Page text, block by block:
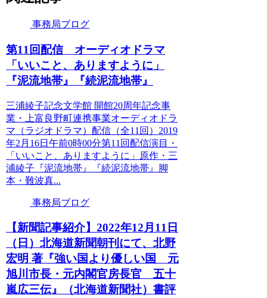
事務局ブログ
第11回配信 オーディオドラマ
「いいこと、ありますように」
『泥流地帯』『続泥流地帯』
三浦綾子記念文学館 開館20周年記念事
業・上富良野町連携事業オーディオドラ
マ（ラジオドラマ）配信（全11回）2019
年2月16日午前0時00分第11回配信演目・
「いいこと、ありますように」原作・三
浦綾子『泥流地帯』『続泥流地帯』脚
本・難波真...
事務局ブログ
【新聞記事紹介】2022年12月11日
（日）北海道新聞朝刊にて、北野
宏明 著『強い国より優しい国 元
旭川市長・元内閣官房長官 五十
嵐広三伝』（北海道新聞社）書評